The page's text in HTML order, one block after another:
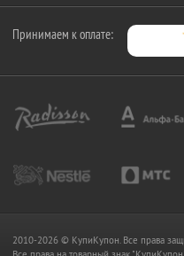
Принимаем к оплате:
2010-2026 © КупиКупон. Все права